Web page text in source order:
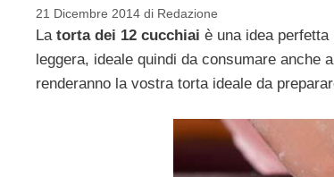
21 Dicembre 2014 di Redazione
La torta dei 12 cucchiai è una idea
leggera, ideale quindi da consumare
renderanno la vostra torta ideale da